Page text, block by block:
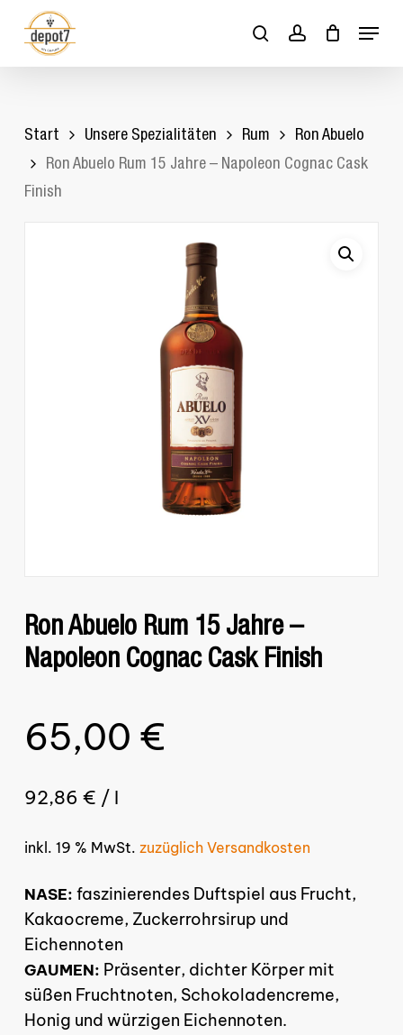
main
searchaccount
Menu
Close
Start Unsere Spezialitäten Rum
Ron Abuelo
Ron Abuelo Rum 15 Jahre – Napoleon Cognac Cask
Finish
Ron Abuelo Rum 15 Jahre –
Napoleon Cognac Cask Finish
65,00 €
92,86 € / l
inkl. 19 % MwSt. zuzüglich Versandkosten
NASE: faszinierendes Duftspiel aus Frucht,
Kakaocreme, Zuckerrohrsirup und
Eichennoten
GAUMEN: Präsenter, dichter Körper mit
süßen Fruchtnoten, Schokoladencreme,
Honig und würzigen Eichennoten.